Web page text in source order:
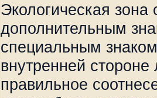
Экологическая
дополнительным
специальным
внутренней стороне
правильное